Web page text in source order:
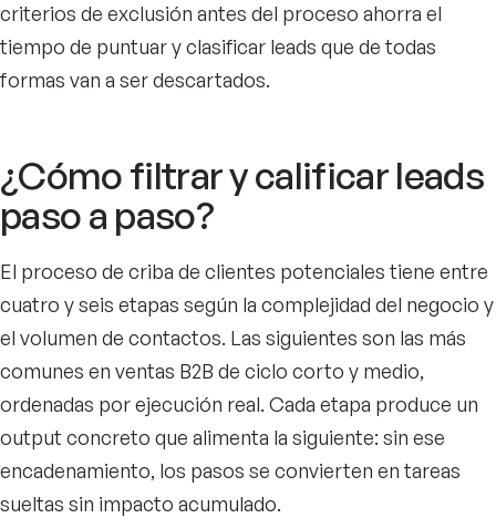
criterios de exclusión antes del proceso ahorra el
tiempo de puntuar y clasificar leads que de todas
formas van a ser descartados.
¿Cómo filtrar y calificar leads
paso a paso?
El proceso de criba de clientes potenciales tiene entre
cuatro y seis etapas según la complejidad del negocio y
el volumen de contactos. Las siguientes son las más
comunes en ventas B2B de ciclo corto y medio,
ordenadas por ejecución real. Cada etapa produce un
output concreto que alimenta la siguiente: sin ese
encadenamiento, los pasos se convierten en tareas
sueltas sin impacto acumulado.